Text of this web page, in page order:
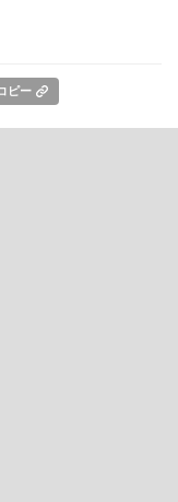
ピー